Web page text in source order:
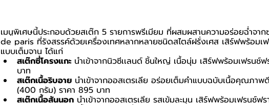
เมนูพิเศษนี้ประกอบด้วยสเต๊ก 5 รายการพรีเมียม ที่ผสมผสานความอร่อยฉ่ำจาก
de paris ที่รังสรรค์ด้วยเครื่องเทศหลากหลายชนิดสไตล์ฝรั่งเศส เสิร์ฟพร้อมเ
แบบเต็มจาน ได้แก่
สเต๊กซี่โครงแกะ นำเข้าจากนิวซีเเลนด์ ชิ้นใหญ่ เนื้อนุ่ม เสิร์ฟพร้อมเฟรนช์
บาท
สเต๊กเนื้อริบอาย นำเข้าจากออสเตรเลีย อร่อยเต็มคำแบบฉบับเนื้อคุณภา
(400 กรัม) ราคา 895 บาท
สเต๊กเนื้อสันนอก นำเข้าจากออสเตรเลีย รสเข้มละมุน เสิร์ฟพร้อมเฟรนช์